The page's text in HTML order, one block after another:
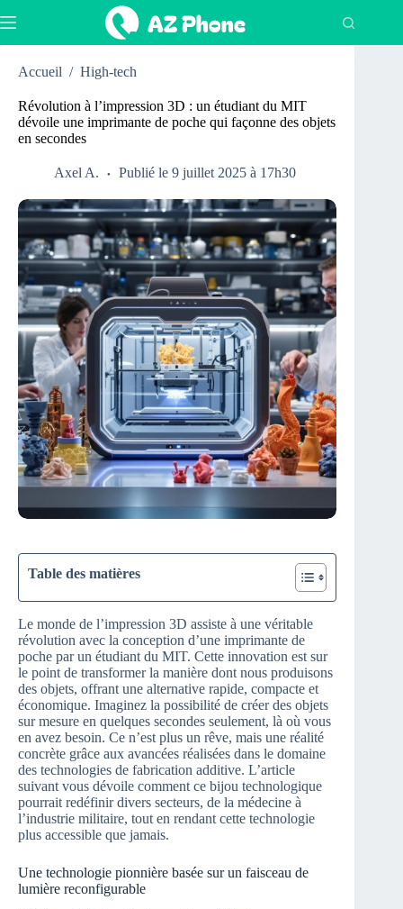
au
Accueil / High-tech
Révolution à l’impression 3D : un étudiant du MIT
dévoile une imprimante de poche qui façonne des objets
en secondes
Axel A. Publié le 9 juillet 2025 à 17h30
Table des matières
Le monde de l’impression 3D assiste à une véritable
révolution avec la conception d’une imprimante de
poche par un étudiant du MIT. Cette innovation est sur
le point de transformer la manière dont nous produisons
des objets, offrant une alternative rapide, compacte et
économique. Imaginez la possibilité de créer des objets
sur mesure en quelques secondes seulement, là où vous
en avez besoin. Ce n’est plus un rêve, mais une réalité
concrète grâce aux avancées réalisées dans le domaine
des technologies de fabrication additive. L’article
suivant vous dévoile comment ce bijou technologique
pourrait redéfinir divers secteurs, de la médecine à
l’industrie militaire, tout en rendant cette technologie
plus accessible que jamais.
Une technologie pionnière basée sur un faisceau de
lumière reconfigurable